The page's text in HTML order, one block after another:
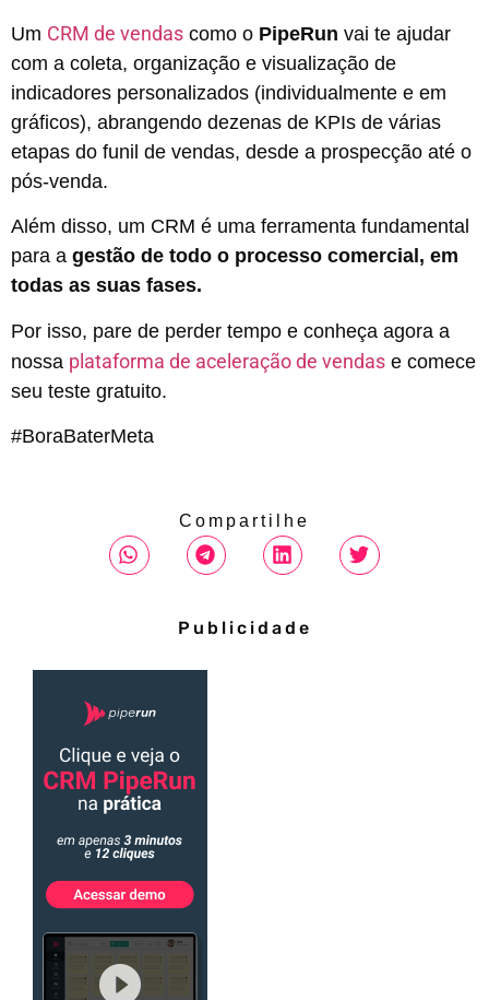
Um CRM de vendas como o PipeRun vai te ajudar
com a coleta, organização e visualização de
indicadores personalizados (individualmente e em
gráficos), abrangendo dezenas de KPIs de várias
etapas do funil de vendas, desde a prospecção até o
pós-venda.
Além disso, um CRM é uma ferramenta fundamental
para a gestão de todo o processo comercial, em
todas as suas fases.
Por isso, pare de perder tempo e conheça agora a
nossa plataforma de aceleração de vendas e comece
seu teste gratuito.
#BoraBaterMeta
Compartilhe
Publicidade